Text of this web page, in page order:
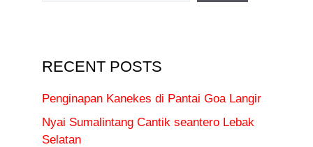
RECENT POSTS
Penginapan Kanekes di Pantai Goa Langir
Nyai Sumalintang Cantik seantero Lebak
Selatan